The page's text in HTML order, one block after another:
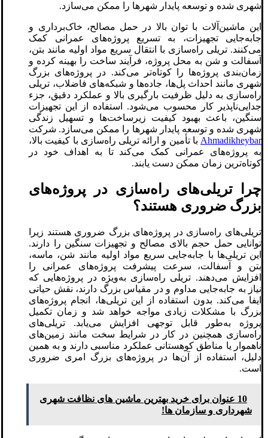
شهری شده و توسعه پایدار شهرها را ممکن می‌سازد.
این ماشین‌آلات با توان بالا در حمل مصالح، خاک‌برداری و
جابه‌جایی تجهیزات، به تسریع پروژه‌های عمرانی کمک
می‌کنند. تریلی‌ راه‌سازی با انتقال سریع مواد اولیه مانند بتن،
آسفالت و شن به محل پروژه، فرآیند ساخت را بهینه کرده و
زمان‌بندی پروژه‌ها را کوتاه‌تر می‌کند. در پروژه‌های بزرگ
شهری مانند احداث پل‌ها، جاده‌ها و شبکه‌های فاضلاب، تریلی
راه‌سازی به دلیل ظرفیت بارگیری بالا و عملکرد دقیق، جزء
جدایی‌ناپذیر کار محسوب می‌شود. استفاده از این تجهیزات
سنگین، باعث بهبود کیفیت زیرساخت‌ها و تسهیل زندگی
شهری شده و توسعه پایدار شهرها را ممکن می‌سازد. شرکت
Ahmadikheybar با تأمین و ارائه تریلی‌ راه‌سازی با کیفیت بالا،
به پروژه‌های عمرانی کمک می‌کند تا به اهداف خود در
کوتاه‌ترین زمان ممکن دست یابند.
چرا تریلی‌های راه‌سازی در پروژه‌های
بزرگ ضروری هستند؟
تریلی‌های راه‌سازی در پروژه‌های بزرگ ضروری هستند زیرا
توانایی حمل حجم بالای مصالح و تجهیزات سنگین را دارند.
این تریلی‌ها با جابه‌جایی سریع مواد اولیه مانند شن، ماسه،
بتن و آسفالت، سرعت پیشرفت پروژه‌های عمرانی را
افزایش می‌دهند. تریلی‌ راه‌سازی به‌ویژه در پروژه‌هایی که
نیاز به جابه‌جایی مداوم و در مقیاس بزرگ دارند، نقش حیاتی
ایفا می‌کند. بدون استفاده از این تریلی‌ها، انجام پروژه‌های
بزرگ با مشکلات زیادی مواجه خواهد شد و زمان تکمیل
پروژه به‌طور قابل توجهی افزایش می‌یابد. تریلی‌های
راه‌سازی همچنین در کار در شرایط سخت مانند زمین‌های
ناهموار یا مناطق کوهستانی عملکرد مناسبی دارند و به همین
دلیل، استفاده از آن‌ها در پروژه‌های بزرگ امری ضروری
است.
10 عنوان برای خرید بهترین ماشین های نظافت شهری
شهرداری و سازمان ها!